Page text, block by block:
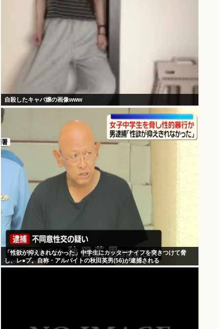
自殺したキャバ嬢の画像www
「性欲が抑えきれなかった」中学生にカッターナイフを突きつけて脅
し、レ●プ。自称・アルバイトの秋田英男(56)が逮捕される